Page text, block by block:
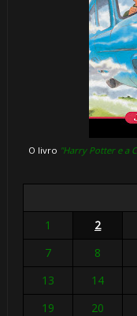
O livro "Harry Potter e a
1
2
7
8
13
14
19
20